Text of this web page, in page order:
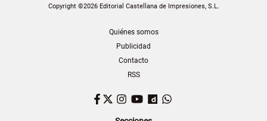
Copyright ©2026 Editorial Castellana de Impresiones, S.L.
Quiénes somos
Publicidad
Contacto
RSS
Facebook
TwitterInstagram
YouTubeDailymotion